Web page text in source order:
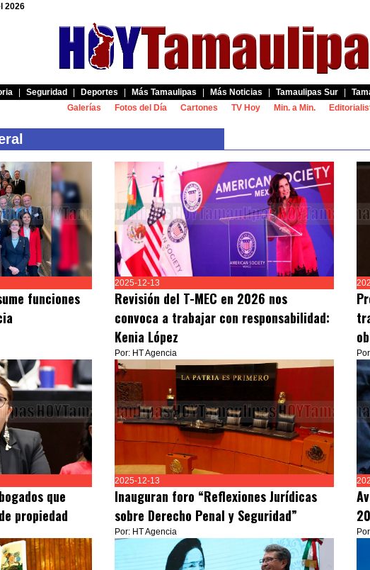
2026
Seguridad Deportes Más Tamaulipas Más Noticias Tamaulipas Sur
Galerías
Fotos del Día Cartones TV Hoy Min. a Min.
funciones
2025-12-13
Revisión del T-MEC en 2026 nos
convoca a trabajar con responsabilidad:
Kenia López
Por: HT Agencia
que
propiedad
2025-12-13
Inauguran foro “Reflexiones Jurídicas
sobre Derecho Penal y Seguridad”
Por: HT Agencia